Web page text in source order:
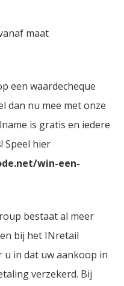
maat
een waardecheque
dan nu mee met onze
is gratis en iedere
Speel hier
win-een-
bestaat al meer
bij het INretail
in dat uw aankoop in
verzekerd. Bij